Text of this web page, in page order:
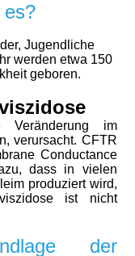
es?
Jugendliche
werden etwa 150
geboren.
Veränderung im
verursacht. CFTR
Conductance
dass in vielen
produziert wird,
ist nicht
der